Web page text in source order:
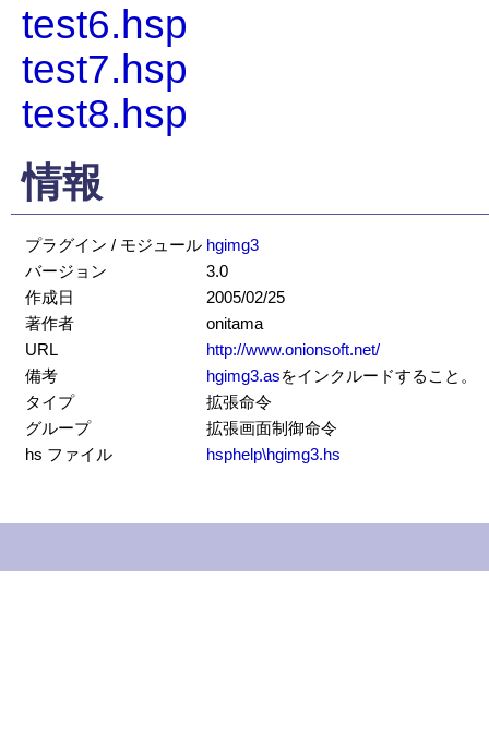
test6.hsp
test7.hsp
test8.hsp
情報
プラグイン / モジュール hgimg3
バージョン
3.0
作成日
2005/02/25
著作者
onitama
URL
http://www.onionsoft.net/
備考
hgimg3.asをインクルードすること。
タイプ
拡張命令
グループ
拡張画面制御命令
hs ファイル
hsphelp\hgimg3.hs